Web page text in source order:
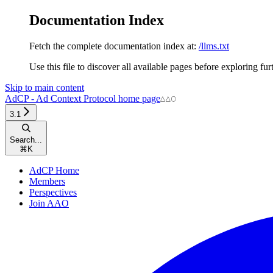
Documentation Index
Fetch the complete documentation index at: /llms.txt
Use this file to discover all available pages before exploring
Skip to main content
AdCP - Ad Context Protocol home page
3.1
Search...
⌘ K
AdCP Home
Members
Perspectives
Join AAO